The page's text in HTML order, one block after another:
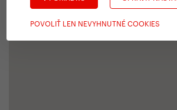
POVOLIŤ LEN NEVYHNUTNÉ COOKIES